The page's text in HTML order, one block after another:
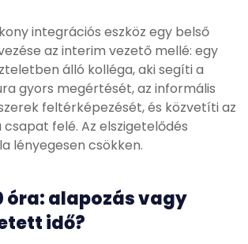
integrációs eszköz egy belső
az interim vezető mellé: egy
álló kolléga, aki segíti a
gyors megértését, az informális
feltérképezését, és közvetíti az
felé. Az elszigetelődés
lényegesen csökken.
óra: alapozás vagy
idő?